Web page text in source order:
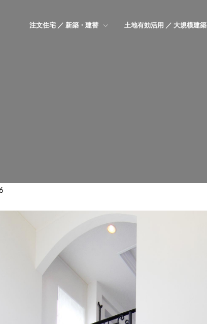
注文住宅 ／ 新築・建替 土地有効活用 ／ 大規模建築